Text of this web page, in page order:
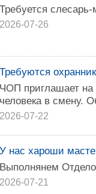
Требуется
2026-07-26
Требуются
ЧОП приглашает на
человека в смену.
2026-07-22
У нас хароши
Выполнянем
2026-07-21